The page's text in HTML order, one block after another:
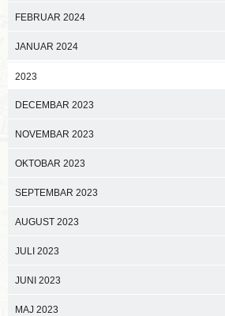
FEBRUAR 2024
JANUAR 2024
2023
DECEMBAR 2023
NOVEMBAR 2023
OKTOBAR 2023
SEPTEMBAR 2023
AUGUST 2023
JULI 2023
JUNI 2023
MAJ 2023